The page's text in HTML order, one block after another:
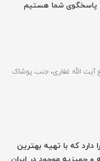
آیت الله غفاری، جنب پوشاک
دارد که با تهیه بهترین